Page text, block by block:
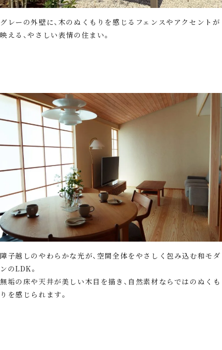
グレーの外壁に、木のぬくもりを感じるフェンスやアクセントが
映える、やさしい表情の住まい。
障子越しのやわらかな光が、空間全体をやさしく包み込む和モダ
ンのLDK。
無垢の床や天井が美しい木目を描き、自然素材ならではのぬくも
りを感じられます。